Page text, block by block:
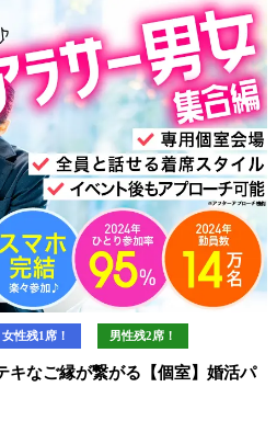
女性残1席！ 男性残2席！
キなご縁が繋がる【個室】婚活パ